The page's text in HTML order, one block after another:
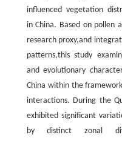
influenced vegetation
in China. Based on pollen
research proxy,and
patterns,this study
and evolutionary
China within the
interactions. During the
exhibited significant
by distinct zonal